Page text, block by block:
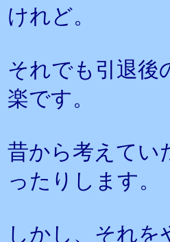
けれど。
それでも引退後
楽です。
昔から考えてい
ったりします。
しかし、それ